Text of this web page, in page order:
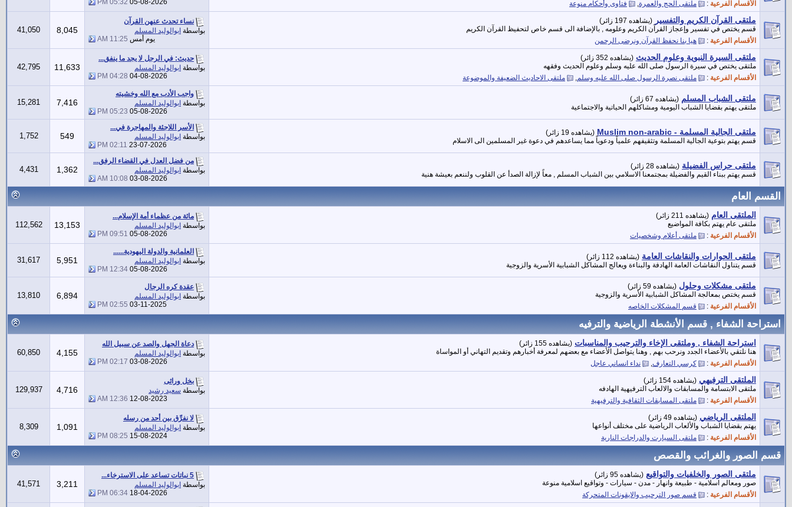
الأقسام الفرعية : ملتقى الحج والعمرة فتاوى وأحكام منوعة
ملتقى القرآن الكريم والتفسير (يشاهده 197 زائر)
قسم يختص في تفسير وإعجاز القرآن الكريم وعلومه , بالإضافة الى قسم خاص لتحفيظ القرآن الكريم
الأقسام الفرعية : هيا بنا نحفظ القرآن ونرضى الرحمن
نساء تحدث عنهن القرآن
بواسطة ابوالوليد المسلم
يوم أمس 11:25 AM
8,045
41,050
ملتقى السيرة النبوية وعلوم الحديث (يشاهده 352 زائر)
ملتقى يختص في سيرة الرسول صلى الله عليه وسلم وعلوم الحديث وفقهه
الأقسام الفرعية : ملتقى نصرة الرسول صلى الله عليه وسلم ملتقى الاحاديث الضعيفة والموضوعة
حديث: في الرجل لا يجد ما ينفق...
بواسطة ابوالوليد المسلم
04-08-2026
04:28 PM
11,633
42,795
ملتقى الشباب المسلم (يشاهده 67 زائر)
ملتقى يهتم بقضايا الشباب اليومية ومشاكلهم الحياتية والاجتماعية
واجب الأدب مع الله وخشيته
بواسطة ابوالوليد المسلم
05-08-2026
05:23 PM
7,416
15,281
ملتقى الجالية المسلمة - Muslim non-arabic
(يشاهده 19 زائر)
قسم يهتم بتوعية الجالية المسلمة وتثقيفهم علمياً ودعوياً مما يساعدهم في دعوة غير المسلمين الى الاسلام
الأسر اللاجئة والمهاجرة في...
بواسطة ابوالوليد المسلم
23-07-2026
02:11 PM
549
1,752
ملتقى حراس الفضيلة (يشاهده 28 زائر)
قسم يهتم ببناء القيم والفضيلة بمجتمعنا الاسلامي بين الشباب المسلم , معاً لإزالة الصدأ عن القلوب ولننعم بعيشة هنية
من فضل العدل في القضاء الرفق...
بواسطة ابوالوليد المسلم
03-08-2026
10:08 AM
1,362
4,431
القسم العام
الملتقى العام (يشاهده 211 زائر)
ملتقى عام يهتم بكافة المواضيع
الأقسام الفرعية : ملتقى أعلام وشخصيات
مائة من عظماء أمة الإسلام...
بواسطة ابوالوليد المسلم
05-08-2026
09:51 PM
13,153
112,562
ملتقى الحوارات والنقاشات العامة (يشاهده 112 زائر)
قسم يتناول النقاشات العامة الهادفة والبناءة ويعالج المشاكل الشبابية الأسرية والزوجية
العلمانية والدولة اليهودية......
بواسطة ابوالوليد المسلم
05-08-2026
12:34 PM
5,951
31,617
ملتقى مشكلات وحلول (يشاهده 59 زائر)
قسم يختص بمعالجة المشاكل الشبابية الأسرية والزوجية
الأقسام الفرعية : قسم المشكلات الخاصه
عقدة كره الرجال
بواسطة ابوالوليد المسلم
03-11-2025
02:55 PM
6,894
13,810
استراحة الشفاء , قسم الأنشطة الرياضية والترفيه
استراحة الشفاء , وملتقى الإخاء والترحيب والمناسبات (يشاهده 155 زائر)
هنا نلتقي بالأعضاء الجدد ونرحب بهم , وهنا يتواصل الأعضاء مع بعضهم لمعرفة أخبارهم وتقديم التهاني أو المواساة
الأقسام الفرعية : كرسي التعارف نداء انساني عاجل
دعاة الجهل والصد عن سبيل الله
بواسطة ابوالوليد المسلم
03-08-2026
02:17 PM
4,155
60,850
الملتقى الترفيهي (يشاهده 154 زائر)
ملتقى الابتسامة والمسابقات والالعاب الترفيهية الهادفه
الأقسام الفرعية : ملتقى المسابقات الثقافية والترفيهية
بخل وراثى
بواسطة سعيد رشيد
12-08-2023
12:36 AM
4,716
129,937
الملتقى الرياضي (يشاهده 49 زائر)
يهتم بقضايا الشباب والألعاب الرياضية على مختلف أنواعها
الأقسام الفرعية : ملتقى السيارت والدراجات النارية
لا نفرِّق بين أحد من رسله
بواسطة ابوالوليد المسلم
15-08-2024
08:25 PM
1,091
8,309
قسم الصور والغرائب والقصص
ملتقى الصور والخلفيات والتواقيع (يشاهده 95 زائر)
صور ومعالم اسلامية - طبيعة وانهار - مدن - سيارات - وتواقيع اسلامية منوعة
الأقسام الفرعية : قسم صور الترحيب والايقونات المتحركة
5 نباتات تساعد على الاسترخاء...
بواسطة ابوالوليد المسلم
18-04-2026
06:34 PM
3,211
41,571